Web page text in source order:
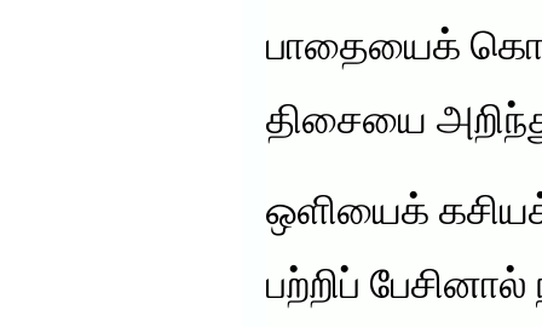
பாதையைக்
திசையை
ஒளியைக்
பற்றிப் பேசினால்